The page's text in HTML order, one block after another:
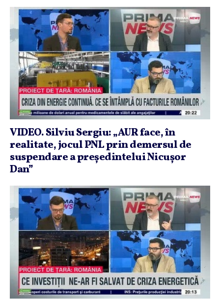
VIDEO. Silviu Sergiu: „AUR face, în
realitate, jocul PNL prin demersul de
suspendare a preşedintelui Nicuşor
Dan”